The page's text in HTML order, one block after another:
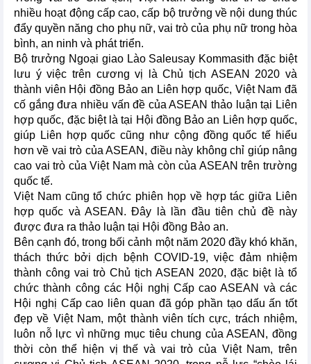
nhiều hoạt động cấp cao, cấp bộ trưởng về nội dung thúc
đẩy quyền năng cho phụ nữ, vai trò của phụ nữ trong hòa
bình, an ninh và phát triển.
Bộ trưởng Ngoại giao Lào Saleusay Kommasith đặc biệt
lưu ý việc trên cương vị là Chủ tịch ASEAN 2020 và
thành viên Hội đồng Bảo an Liên hợp quốc, Việt Nam đã
cố gắng đưa nhiều vấn đề của ASEAN thảo luận tại Liên
hợp quốc, đặc biệt là tại Hội đồng Bảo an Liên hợp quốc,
giúp Liên hợp quốc cũng như cộng đồng quốc tế hiểu
hơn về vai trò của ASEAN, điều này không chỉ giúp nâng
cao vai trò của Việt Nam mà còn của ASEAN trên trường
quốc tế.
Việt Nam cũng tổ chức phiên họp về hợp tác giữa Liên
hợp quốc và ASEAN. Đây là lần đầu tiên chủ đề này
được đưa ra thảo luận tại Hội đồng Bảo an.
Bên cạnh đó, trong bối cảnh một năm 2020 đầy khó khăn,
thách thức bởi dịch bệnh COVID-19, việc đảm nhiệm
thành công vai trò Chủ tịch ASEAN 2020, đặc biệt là tổ
chức thành công các Hội nghị Cấp cao ASEAN và các
Hội nghị Cấp cao liên quan đã góp phần tạo dấu ấn tốt
đẹp về Việt Nam, một thành viên tích cực, trách nhiệm,
luôn nỗ lực vì những mục tiêu chung của ASEAN, đồng
thời còn thể hiện vị thế và vai trò của Việt Nam, trên